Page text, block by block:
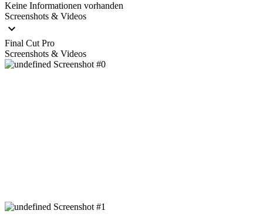
Keine Informationen vorhanden
Screenshots & Videos
Final Cut Pro
Screenshots & Videos